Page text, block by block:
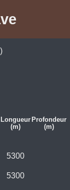
Longueur
(m)
Profondeur
(m)
5300
5300